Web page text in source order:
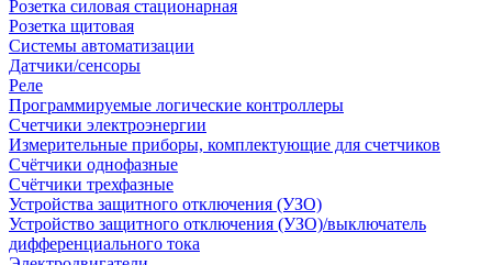
Розетка силовая стационарная
Розетка щитовая
Системы автоматизации
Датчики/сенсоры
Реле
Программируемые логические контроллеры
Счетчики электроэнергии
Измерительные приборы, комплектующие для счетчиков
Счётчики однофазные
Счётчики трехфазные
Устройства защитного отключения (УЗО)
Устройство защитного отключения (УЗО)/выключатель
дифференциального тока